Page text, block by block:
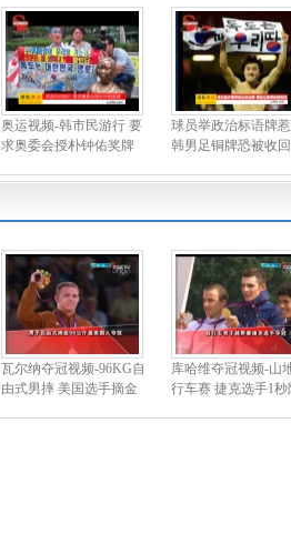
奥运视频-韩市民游行 要
求奥委会授朴钟佑奖牌
球员举政治标语牌
韩男足铜牌恐被收回
瓦尔纳夺冠视频-96KG自
由式男摔 美国选手摘金
库哈维夺冠视频-山
行车赛 捷克选手1秒